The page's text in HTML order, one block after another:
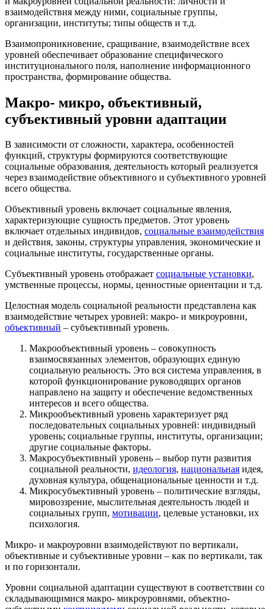
взаимодействия между ними, социальные группы,
организации, институты; типы обществ и т.д.
Взаимопроникновение, сращивание, взаимодействие всех
уровней обеспечивает образование специфического
институционального поля, наполнение информационного
пространства, формирование общества.
Макро- микро, объективный,
субъективный уровни адаптации
В зависимости от сложности, характера, особенностей
функций, структуры формируются соответствующие
социальные образования, деятельность который реализуется
через взаимодействие объективного и субъективного уровней
всего общества.
Объективный уровень включает социальные явления,
характеризующие сущность предметов. Этот уровень
включает отдельных индивидов, социальные взаимодействия
и действия, законы, структуры управления, экономические и
социальные институты, государственные органы.
Субъективный уровень отображает социальные установки,
умственные процессы, нормы, ценностные ориентации и т.д.
Целостная модель социальной реальности представлена как
взаимодействие четырех уровней: макро- и микроуровни,
объективный – субъективный уровень.
Макрообъективный уровень – совокупность
взаимосвязанных элементов, образующих единую
социальную реальность. Это вся система управления, в
которой функционирование руководящих органов
направлено на защиту и обеспечение ведомственных
интересов и всего общества.
Микрообъективный уровень характеризует ряд
последовательных социальных уровней: индивидный
уровень; социальные группы, институты, организации;
другие социальные факторы.
Макросубъективный уровень – выбор пути развития
социальной реальности, идеология, национальная идея,
духовная культура, общенациональные ценности и т.д.
Микросубъективный уровень – политические взгляды,
мировоззрение, мыслительная деятельность людей и
социальных групп, мотивации, целевые установки, их
психология.
Микро- и макроуровни взаимодействуют по вертикали,
объективные и субъективные уровни – как по вертикали, так
и по горизонтали.
Уровни социальной адаптации существуют в соответствии со
складывающимися макро- микроуровнями, объектно-